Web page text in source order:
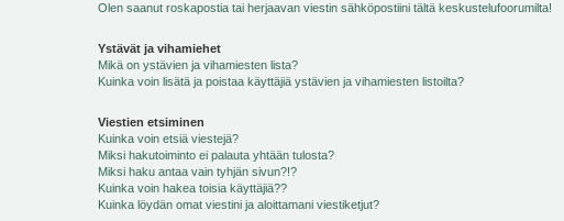
Olen saanut roskapostia tai herjaavan viestin sähköpostiini tältä keskustelufoorumilta!
Ystävät ja vihamiehet
Mikä on ystävien ja vihamiesten lista?
Kuinka voin lisätä ja poistaa käyttäjiä ystävien ja vihamiesten listoilta?
Viestien etsiminen
Kuinka voin etsiä viestejä?
Miksi hakutoiminto ei palauta yhtään tulosta?
Miksi haku antaa vain tyhjän sivun?!?
Kuinka voin hakea toisia käyttäjiä??
Kuinka löydän omat viestini ja aloittamani viestiketjut?